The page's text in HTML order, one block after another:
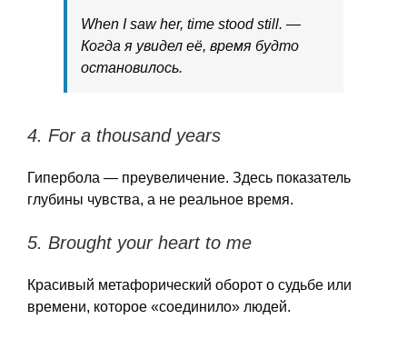
When I saw her, time stood still. —
Когда я увидел её, время будто
остановилось.
4. For a thousand years
Гипербола — преувеличение. Здесь показатель
глубины чувства, а не реальное время.
5. Brought your heart to me
Красивый метафорический оборот о судьбе или
времени, которое «соединило» людей.